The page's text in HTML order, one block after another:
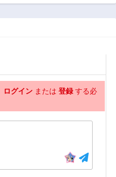
様でした
ログイン または 登録する必